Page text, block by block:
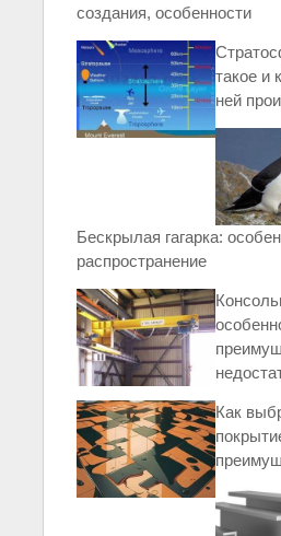
создания, особенности
такое и
ней
Бескрылая гагарка:
распространение
Как